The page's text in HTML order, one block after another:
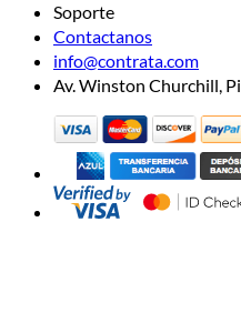
Soporte
Contactanos
info@contrata.com
Av. Winston Churchill,